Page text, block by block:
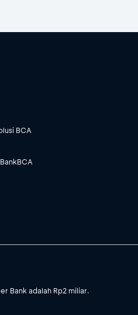
BCA
Bank adalah Rp2 miliar.